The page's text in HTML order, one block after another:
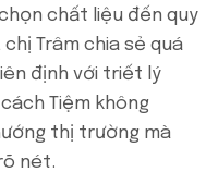
chất liệu đến quy
Trâm chia sẻ quá
định với triết lý
Tiệm không
thị trường mà
nét.